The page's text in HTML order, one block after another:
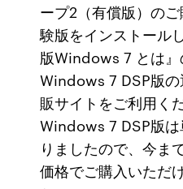
ープ2（有償版）の
験版をインストール
版Windows 7 とは』
Windows 7 DSP版
販サイトをご利用く
Windows 7 DSP版
りましたので、今ま
価格でご購入いただ